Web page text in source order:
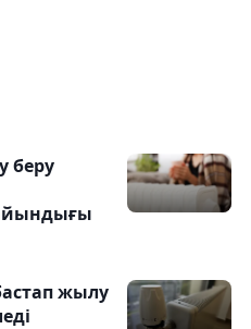
беру
жылу